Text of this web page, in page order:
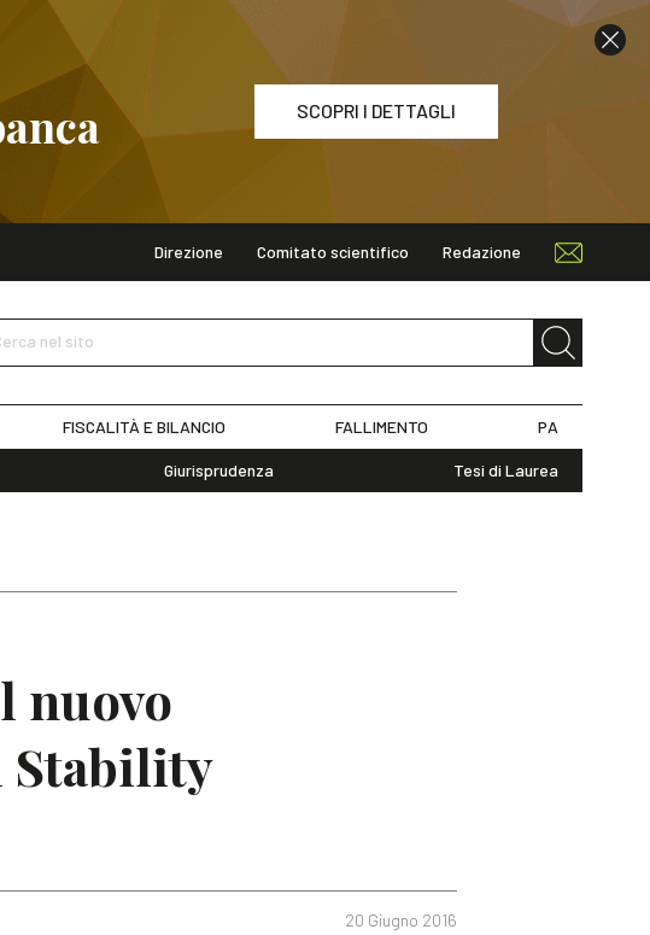
SCOPRI I DETTAGLI
SCOPRI I DETTAGLIDirezione Comitato scientifico Redazione
nel sito
FISCALITÀ E BILANCIO FALLIMENTO PA
Giurisprudenza Tesi di Laurea
nuovo
Stability
20 Giugno 2016